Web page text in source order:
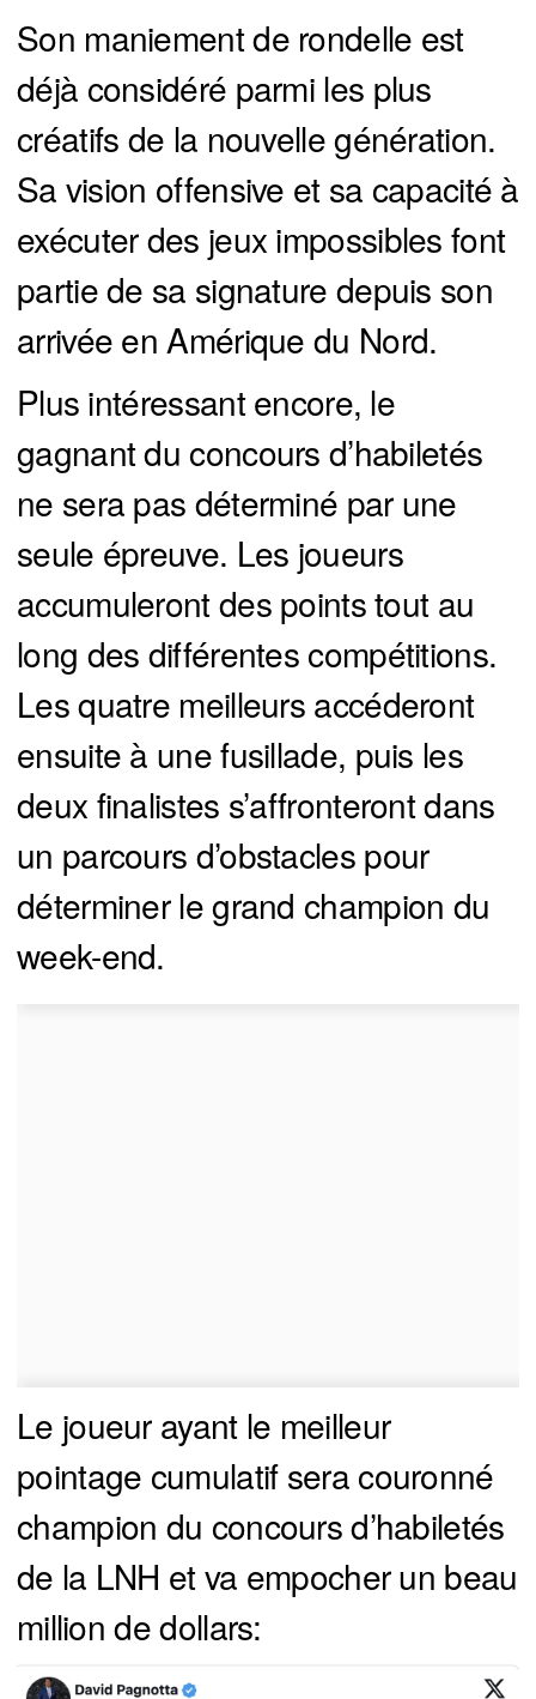
Son maniement de rondelle est
déjà considéré parmi les plus
créatifs de la nouvelle génération.
Sa vision offensive et sa capacité à
exécuter des jeux impossibles font
partie de sa signature depuis son
arrivée en Amérique du Nord.
Plus intéressant encore, le
gagnant du concours d’habiletés
ne sera pas déterminé par une
seule épreuve. Les joueurs
accumuleront des points tout au
long des différentes compétitions.
Les quatre meilleurs accéderont
ensuite à une fusillade, puis les
deux finalistes s’affronteront dans
un parcours d’obstacles pour
déterminer le grand champion du
week-end.
Le joueur ayant le meilleur
pointage cumulatif sera couronné
champion du concours d’habiletés
de la LNH et va empocher un beau
million de dollars: